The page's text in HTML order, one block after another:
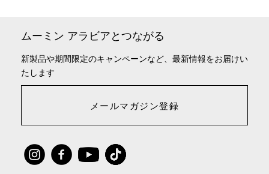
ムーミン アラビアとつながる
新製品や期間限定のキャンペーンなど、最新情報をお届けい
たします
メールマガジン登録